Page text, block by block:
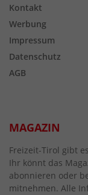
Kontakt
Werbung
Impressum
Datenschutz
AGB
MAGAZIN
Freizeit-Tirol gibt
Ihr könnt das
abonnieren oder
mitnehmen. Alle